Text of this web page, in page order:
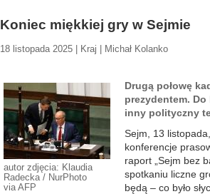
Koniec miękkiej gry w Sejmie
18 listopada 2025 | Kraj | Michał Kolanko
autor zdjęcia: Klaudia
Radecka / NurPhoto
via AFP
Drugą połowę
prezydentem. Do
inny polityczny
Sejm, 13
konferencje
raport „Sejm bez
spotkaniu liczne
będą – co było